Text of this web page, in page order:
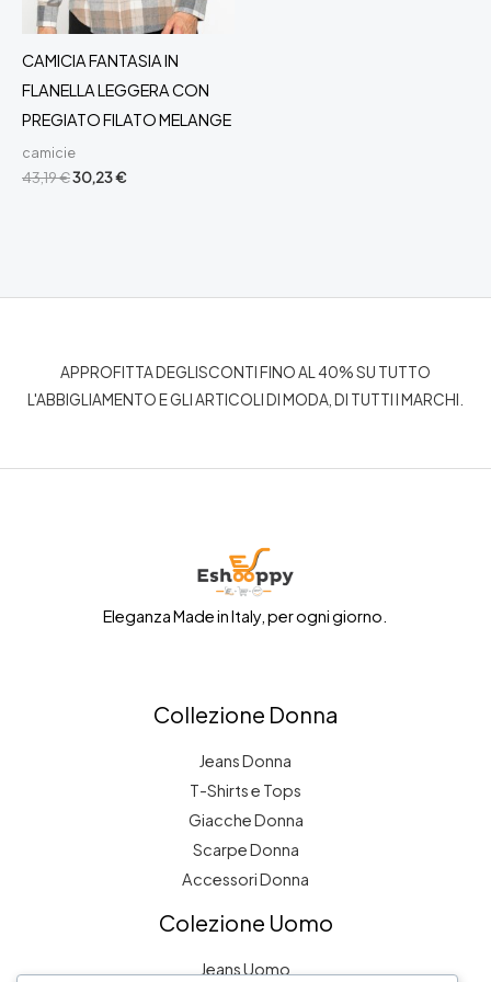
CAMICIA FANTASIA IN
FLANELLA LEGGERA CON
PREGIATO FILATO MELANGE
camicie
43,19€Il
30,23€Il
APPROFITTA DEGLISCONTI FINO AL 40% SU TUTTO
L'ABBIGLIAMENTO E GLI ARTICOLI DI MODA, DI TUTTI I MARCHI.
Eleganza Made in Italy, per ogni giorno.
Collezione Donna
Jeans Donna
T-Shirts e Tops
Giacche Donna
Scarpe Donna
Accessori Donna
Colezione Uomo
Jeans Uomo